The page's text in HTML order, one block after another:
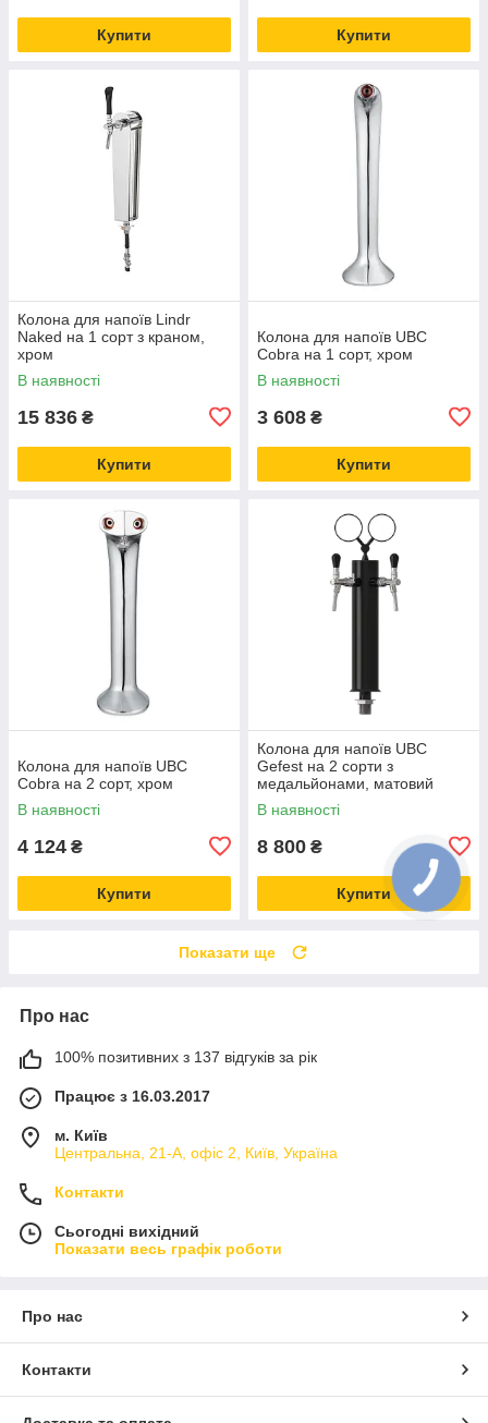
Купити Купити
Колона для напоїв Lindr
Naked на 1 сорт з краном,
хром
В наявності
15 836 ₴
Купити
Колона для напоїв UBC
Cobra на 1 сорт, хром
В наявності
3 608 ₴
Купити
Колона для напоїв UBC
Cobra на 2 сорт, хром
В наявності
4 124 ₴
Купити
Колона для напоїв UBC
Gefest на 2 сорти з
медальйонами, матовий
чорний
В наявності
8 800 ₴
Купити
Показати ще
Про нас
100% позитивних з 137 відгуків за рік
Працює з 16.03.2017
м. Київ
Центральна, 21-А, офіс 2, Київ, Україна
Контакти
Сьогодні вихідний
Показати весь графік роботи
Про нас
Контакти